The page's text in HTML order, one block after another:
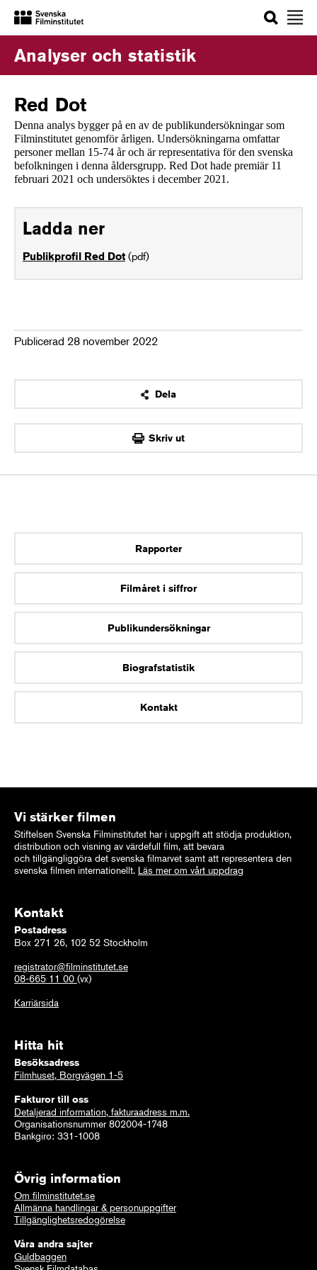
Sök
Analyser och statistik
Red Dot
Denna analys bygger på en av de publikundersökningar som
Filminstitutet genomför årligen. Undersökningarna omfattar
personer mellan 15-74 år och är representativa för den svenska
befolkningen i denna åldersgrupp. Red Dot hade premiär 11
februari 2021 och undersöktes i december 2021.
Ladda ner
Publikprofil Red Dot(pdf)
Publicerad 28 november 2022
Dela
OK
Skriv ut
Rapporter
Filmåret i siffror
Publikundersökningar
Biografstatistik
Kontakt
Vi stärker filmen
Stiftelsen Svenska Filminstitutet har i uppgift att stödja produktion,
distribution och visning av värdefull film, att bevara
och tillgängliggöra det svenska filmarvet samt att representera den
svenska filmen internationellt. Läs mer om vårt uppdrag
Kontakt
Postadress
Box 271 26, 102 52 Stockholm
registrator@filminstitutet.se
08-665 11 00 (vx)
Karriärsida
Hitta hit
Besöksadress
Filmhuset, Borgvägen 1-5
Fakturor till oss
Detaljerad information, fakturaadress m.m.
Organisationsnummer 802004-1748
Bankgiro: 331-1008
Övrig information
Om filminstitutet.se
Allmänna handlingar & personuppgifter
Tillgänglighetsredogörelse
Våra andra sajter
Guldbaggen